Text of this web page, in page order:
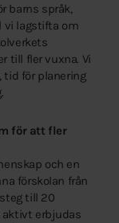
barns språk,
vi lagstifta om
till fler vuxna. Vi
tid för planering
för att fler
och en
förskolan från
till 20
aktivt erbjudas